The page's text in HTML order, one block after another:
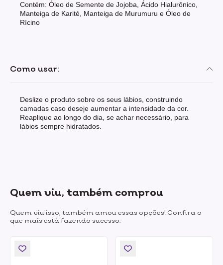
Contém: Óleo de Semente de Jojoba, Ácido Hialurônico,
Manteiga de Karité, Manteiga de Murumuru e Óleo de
Rícino
Como usar:
Deslize o produto sobre os seus lábios, construindo
camadas caso deseje aumentar a intensidade da cor.
Reaplique ao longo do dia, se achar necessário, para
lábios sempre hidratados.
Quem viu, também comprou
Quem viu isso, também amou essas opções! Confira o
que mais está fazendo sucesso.